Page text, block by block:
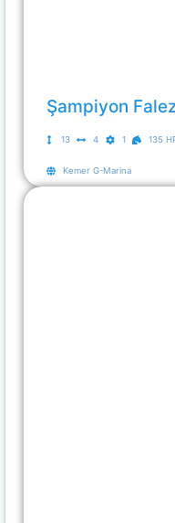
Şampiyon
13 4 1 135
Kemer G-Marina